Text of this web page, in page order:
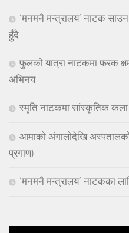
‘मनमनै मन्त्रालय’ नाटक
हुँदै
फुलको यात्रा नाटकमा फरक
अभिनय
स्मृति नाटकमा सांस्कृतिक
आमाको अंगालोदेखि
प्रगाण)
‘मनमनै मन्त्रालय’ नाटकका